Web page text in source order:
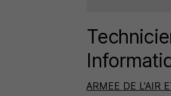
ARMEE DE L'AIR